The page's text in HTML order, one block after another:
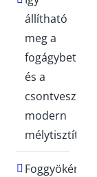
állítható
meg a
és a
csontvesztés
modern
Foggyökér